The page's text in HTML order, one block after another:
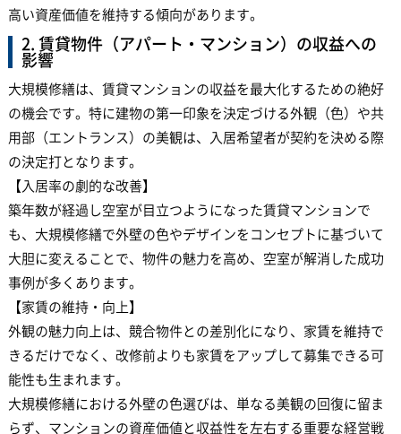
高い資産価値を維持する傾向があります。
2. 賃貸物件（アパート・マンション）の収益への
影響
大規模修繕は、賃貸マンションの収益を最大化するための絶好
の機会です。特に建物の第一印象を決定づける外観（色）や共
用部（エントランス）の美観は、入居希望者が契約を決める際
の決定打となります。
【入居率の劇的な改善】
築年数が経過し空室が目立つようになった賃貸マンションで
も、大規模修繕で外壁の色やデザインをコンセプトに基づいて
大胆に変えることで、物件の魅力を高め、空室が解消した成功
事例が多くあります。
【家賃の維持・向上】
外観の魅力向上は、競合物件との差別化になり、家賃を維持で
きるだけでなく、改修前よりも家賃をアップして募集できる可
能性も生まれます。
大規模修繕における外壁の色選びは、単なる美観の回復に留ま
らず、マンションの資産価値と収益性を左右する重要な経営戦